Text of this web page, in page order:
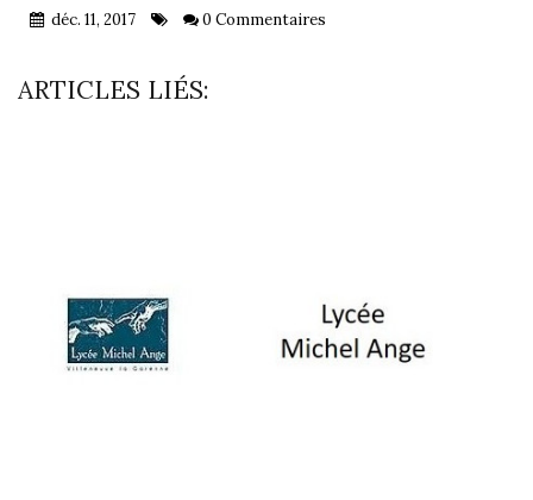
déc. 11, 2017 0 Commentaires
ARTICLES LIÉS: